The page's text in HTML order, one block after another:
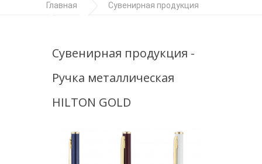
Главная Сувенирная продукция
Сувенирная продукция -
Ручка металлическая
HILTON GOLD